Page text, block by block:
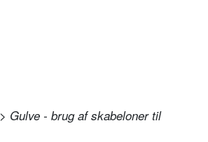
> Gulve - brug af skabeloner til